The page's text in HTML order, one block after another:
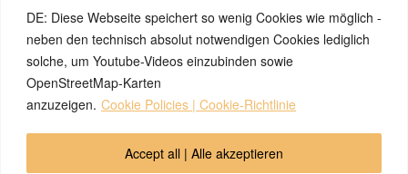
DE: Diese Webseite speichert so wenig Cookies wie möglich -
neben den technisch absolut notwendigen Cookies lediglich
solche, um Youtube-Videos einzubinden sowie
OpenStreetMap-Karten
anzuzeigen. Cookie Policies | Cookie-Richtlinie
Accept all | Alle akzeptieren
können für die Inhalte solcher externen Sites, die Sie mittels eines Links oder
sonstiger Hinweise erreichen, keine Verantwortung übernehmen. Ferner haften wir
nicht für direkte oder indirekte Schäden, die auf Informationen zurückgeführt werden
können, die auf diesen externen Websites stehen
© 2026 by Ingmar Marquardt
Política de privacidad Contacto